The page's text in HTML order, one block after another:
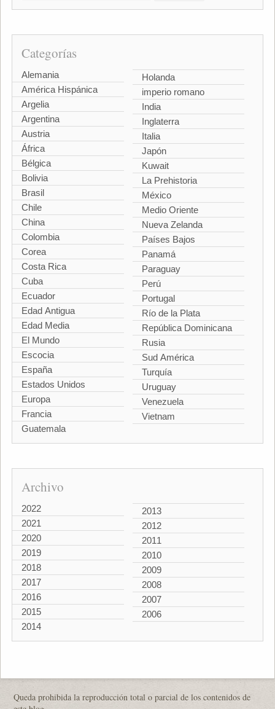
Categorías
Alemania
América Hispánica
Argelia
Argentina
Austria
África
Bélgica
Bolivia
Brasil
Chile
China
Colombia
Corea
Costa Rica
Cuba
Ecuador
Edad Antigua
Edad Media
El Mundo
Escocia
España
Estados Unidos
Europa
Francia
Guatemala
Holanda
imperio romano
India
Inglaterra
Italia
Japón
Kuwait
La Prehistoria
México
Medio Oriente
Nueva Zelanda
Países Bajos
Panamá
Paraguay
Perú
Portugal
Río de la Plata
República Dominicana
Rusia
Sud América
Turquía
Uruguay
Venezuela
Vietnam
Archivo
2022
2021
2020
2019
2018
2017
2016
2015
2014
2013
2012
2011
2010
2009
2008
2007
2006
Queda prohibida la reproducción total o parcial de los contenidos de